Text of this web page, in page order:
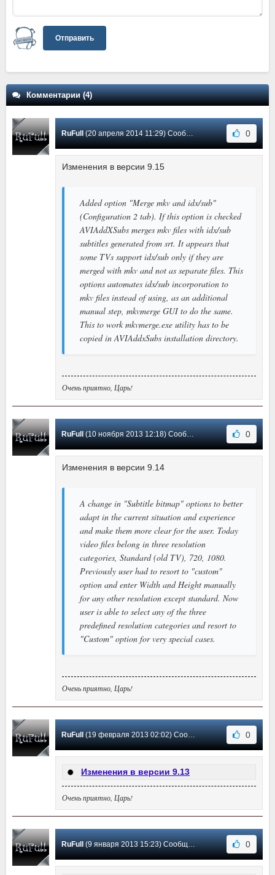
Отправить
Комментарии (4)
RuFull (20 апреля 2014 11:29) Сообщение #4 0
Изменения в версии 9.15
Added option "Merge mkv and idx/sub"
(Configuration 2 tab). If this option is checked
AVIAddXSubs merges mkv files with idx/sub
subtitles generated from srt. It appears that
some TVs support idx/sub only if they are
merged with mkv and not as separate files. This
options automates idx/sub incorporation to
mkv files instead of using, as an additional
manual step, mkvmerge GUI to do the same.
This to work mkvmerge.exe utility has to be
copied in AVIAddxSubs installation directory.
Очень приятно, Царь!
RuFull (10 ноября 2013 12:18) Сообщение #3 0
Изменения в версии 9.14
A change in "Subtitle bitmap" options to better
adapt in the current situation and experience
and make them more clear for the user. Today
video files belong in three resolution
categories, Standard (old TV), 720, 1080.
Previously user had to resort to "custom"
option and enter Width and Height manually
for any other resolution except standard. Now
user is able to select any of the three
predefined resolution categories and resort to
"Custom" option for very special cases.
Очень приятно, Царь!
RuFull (19 февраля 2013 02:02) Сообщение #2 0
Изменения в версии 9.13
Очень приятно, Царь!
RuFull (9 января 2013 15:23) Сообщение #1 0